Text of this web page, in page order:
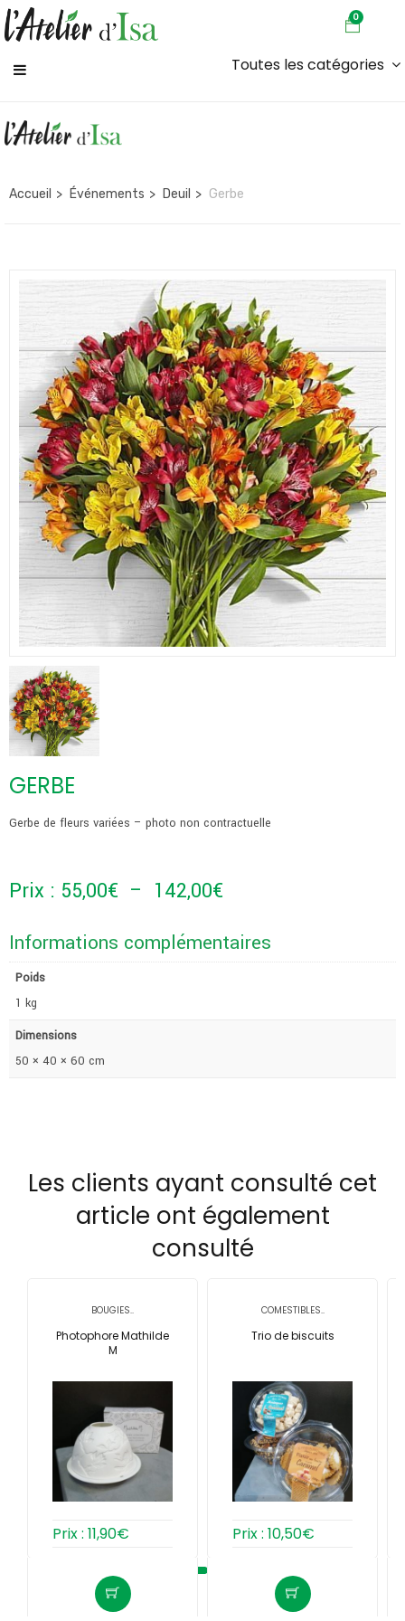
0
Toutes les catégories
Accueil Événements Deuil Gerbe
GERBE
Gerbe de fleurs variées – photo non contractuelle
Prix : 55,00€ – 142,00€
de
prix :
Informations complémentaires
Poids
1 kg
Dimensions
50 × 40 × 60 cm
Les clients ayant consulté cet
article ont également
consulté
BOUGIES..
Photophore Mathilde
M
Prix : 11,90€
COMESTIBLES..
Trio de biscuits
Prix : 10,50€